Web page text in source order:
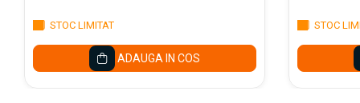
Dosar plic din plastic cu elastic
Mape plastic cu elastic
STOC LIMITAT
ADAUGA IN COS
STOC